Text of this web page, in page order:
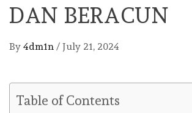
DAN BERACUN
By 4dm1n / July 21, 2024
Table of Contents